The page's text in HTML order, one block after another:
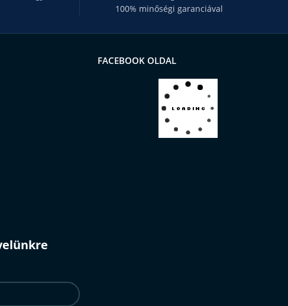
100% minőségi garanciával
FACEBOOK OLDAL